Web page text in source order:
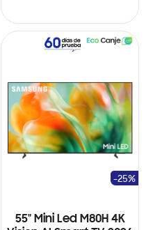
55" Mini Led M80H 4K
-25%